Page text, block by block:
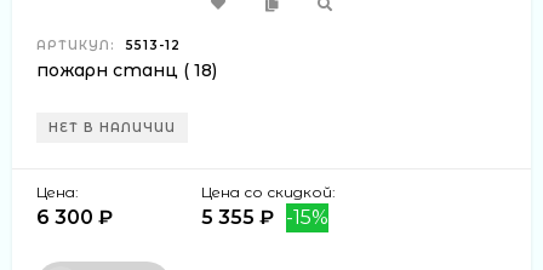
АРТИКУЛ: 5513-12
пожарн станц ( 18)
НЕТ В НАЛИЧИИ
Цена:
6 300 ₽
Цена со скидкой:
5 355 ₽ -15%